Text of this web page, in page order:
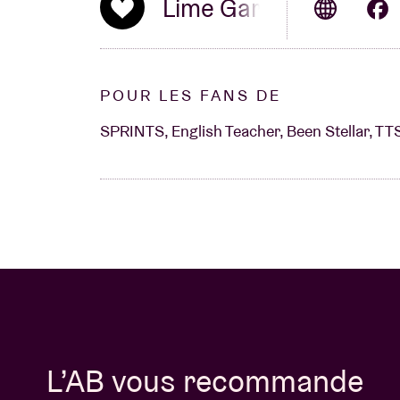
Lime Garden
POUR LES FANS DE
SPRINTS, English Teacher, Been Stellar,
L’AB vous recommande